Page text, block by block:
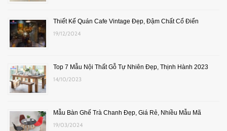
Thiết Kế Quán Cafe Vintage Đẹp, Đậm Chất Cổ Điển
19/12/2024
Top 7 Mẫu Nội Thất Gỗ Tự Nhiên Đẹp, Thịnh Hành 2023
14/10/2023
Mẫu Bàn Ghế Trà Chanh Đẹp, Giá Rẻ, Nhiều Mẫu Mã
19/03/2024